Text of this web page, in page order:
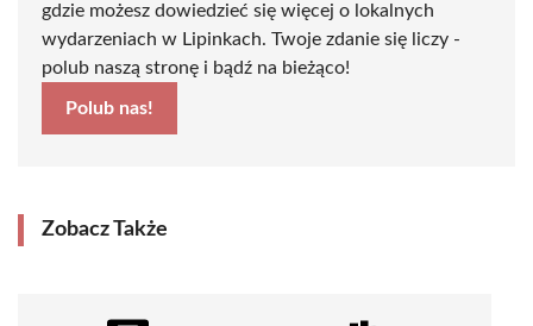
gdzie możesz dowiedzieć się więcej o lokalnych
wydarzeniach w Lipinkach. Twoje zdanie się liczy -
polub naszą stronę i bądź na bieżąco!
Polub nas!
Zobacz Także